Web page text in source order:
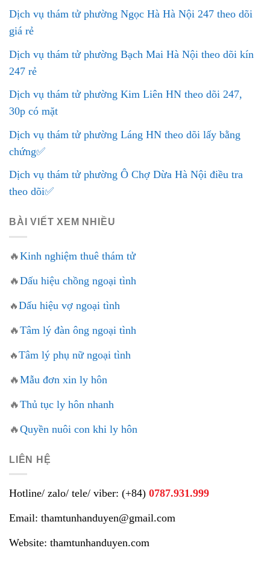
Dịch vụ thám tử phường Ngọc Hà Hà Nội 247 theo dõi
giá rẻ
Dịch vụ thám tử phường Bạch Mai Hà Nội theo dõi kín
247 rẻ
Dịch vụ thám tử phường Kim Liên HN theo dõi 247,
30p có mặt
Dịch vụ thám tử phường Láng HN theo dõi lấy bằng
chứng✅
Dịch vụ thám tử phường Ô Chợ Dừa Hà Nội điều tra
theo dõi✅
BÀI VIẾT XEM NHIỀU
🔥Kinh nghiệm thuê thám tử
🔥Dấu hiệu chồng ngoại tình
🔥Dấu hiệu vợ ngoại tình
🔥Tâm lý đàn ông ngoại tình
🔥Tâm lý phụ nữ ngoại tình
🔥Mẫu đơn xin ly hôn
🔥Thủ tục ly hôn nhanh
🔥Quyền nuôi con khi ly hôn
LIÊN HỆ
Hotline/ zalo/ tele/ viber: (+84) 0787.931.999
Email: thamtunhanduyen@gmail.com
Website: thamtunhanduyen.com